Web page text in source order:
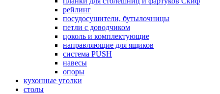
рейлинг
посудосушители, бутылочницы
петли с доводчиком
цоколь и комплектующие
направляющие для ящиков
система PUSH
навесы
опоры
кухонные уголки
столы